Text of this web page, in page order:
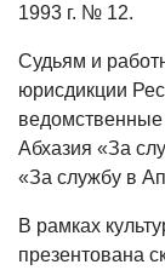
1993 г. № 12.
Судьям и
юрисдикции
ведомственные
Абхазия «За
«За службу в
В рамках
презентована